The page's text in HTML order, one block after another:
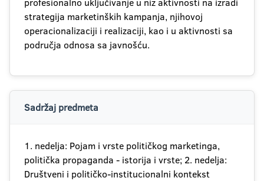
strategija marketinških kampanja, njihovoj
operacionalizaciji i realizaciji, kao i u aktivnosti sa
područja odnosa sa javnošću.
Sadržaj predmeta
1. nedelja: Pojam i vrste političkog marketinga,
politička propaganda - istorija i vrste; 2. nedelja:
Društveni i političko-institucionalni kontekst